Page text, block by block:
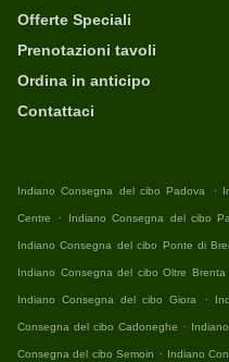
Offerte Speciali
Prenotazioni tavoli
Ordina in anticipo
Contattaci
Indiano Consegna del cibo Padova .
Centre . Indiano Consegna del cibo
Indiano Consegna del cibo Ponte di
Indiano Consegna del cibo Oltre Brenta
Indiano Consegna del cibo Giora .
Consegna del cibo Cadoneghe .
Consegna del cibo Semoin . Indiano